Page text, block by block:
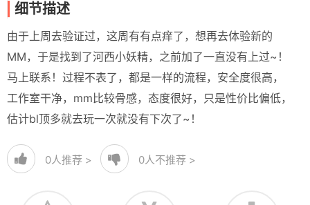
细节描述
由于上周去验证过，这周有有点痒了，想再去体验新的
MM，于是找到了河西小妖精，之前加了一直没有上过~！
马上联系！过程不表了，都是一样的流程，安全度很高，
工作室干净，mm比较骨感，态度很好，只是性价比偏低，
估计bl顶多就去玩一次就没有下次了~！
0人推荐 > 0人不推荐 >